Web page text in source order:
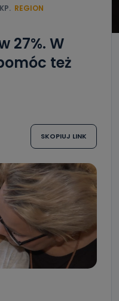
REGION
27%. W
też
SKOPIUJ LINK